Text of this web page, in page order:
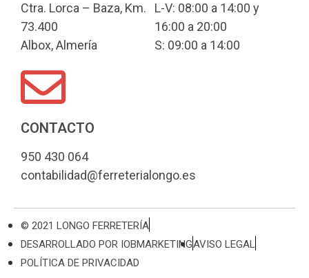
Ctra. Lorca – Baza, Km.
73.400
Albox, Almería
L-V: 08:00 a 14:00 y
16:00 a 20:00
S: 09:00 a 14:00
CONTACTO
950 430 064
contabilidad@ferreterialongo.es
© 2021 LONGO FERRETERÍA
DESARROLLADO POR IOBMARKETINGAVISO LEGAL
POLÍTICA DE PRIVACIDAD